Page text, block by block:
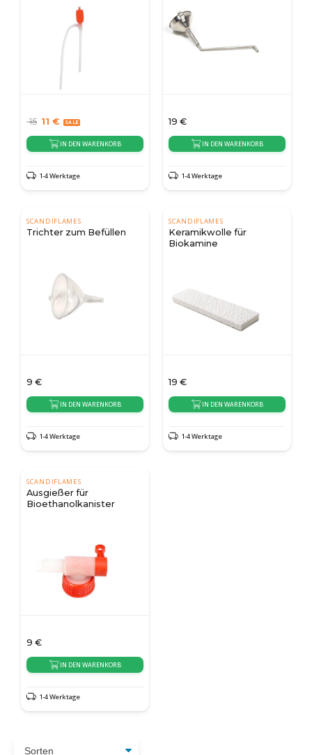
15 11 €
IN DEN WARENKORB
1-4 Werktage
19 €
IN DEN WARENKORB
1-4 Werktage
SCANDIFLAMES
Trichter zum Befüllen
9 €
IN DEN WARENKORB
1-4 Werktage
SCANDIFLAMES
Keramikwolle für
Biokamine
19 €
IN DEN WARENKORB
1-4 Werktage
SCANDIFLAMES
Ausgießer für
Bioethanolkanister
9 €
IN DEN WARENKORB
1-4 Werktage